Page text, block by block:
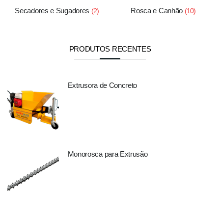
Secadores e Sugadores (2) Rosca e Canhão (10)
PRODUTOS RECENTES
Extrusora de Concreto
Monorosca para Extrusão